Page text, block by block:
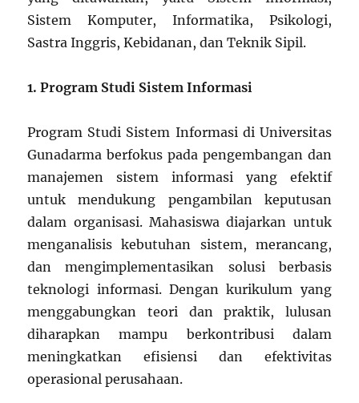
Sistem Komputer, Informatika, Psikologi,
Sastra Inggris, Kebidanan, dan Teknik Sipil.
1. Program Studi Sistem Informasi
Program Studi Sistem Informasi di Universitas
Gunadarma berfokus pada pengembangan dan
manajemen sistem informasi yang efektif
untuk mendukung pengambilan keputusan
dalam organisasi. Mahasiswa diajarkan untuk
menganalisis kebutuhan sistem, merancang,
dan mengimplementasikan solusi berbasis
teknologi informasi. Dengan kurikulum yang
menggabungkan teori dan praktik, lulusan
diharapkan mampu berkontribusi dalam
meningkatkan efisiensi dan efektivitas
operasional perusahaan.